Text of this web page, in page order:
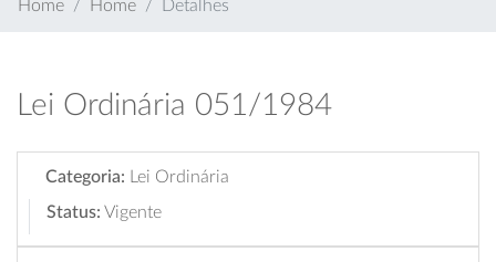
Home Home Detalhes
Lei Ordinária 051/1984
Categoria:
Lei Ordinária
Status: Vigente